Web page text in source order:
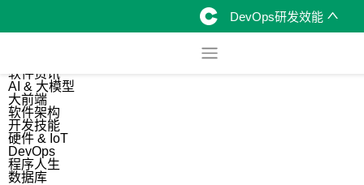
DevOps研发效能
软件资讯
AI & 大模型
大前端
软件架构
开发技能
硬件 & IoT
DevOps
程序人生
数据库